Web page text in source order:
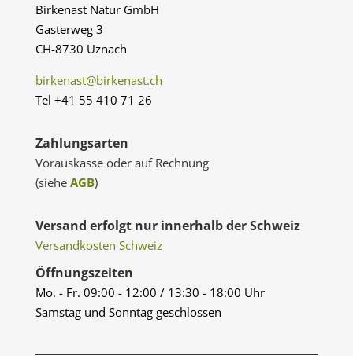
Birkenast Natur GmbH
Gasterweg 3
CH-8730 Uznach
birkenast@birkenast.ch
Tel +41 55 410 71 26
Zahlungsarten
Vorauskasse oder auf Rechnung
(siehe AGB)
Versand erfolgt nur innerhalb der Schweiz
Versandkosten Schweiz
Öffnungszeiten
Mo. - Fr. 09:00 - 12:00 / 13:30 - 18:00 Uhr
Samstag und Sonntag geschlossen